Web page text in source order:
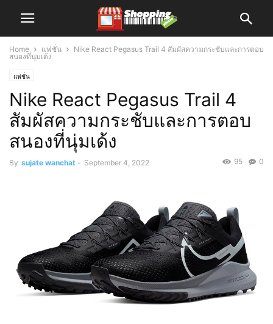
Home แฟชั่น
Nike React Pegasus Trail 4 สัมผัสความกระชับและการตอบ
สนองที่นุ่มเด้ง
แฟชั่น
Nike React Pegasus Trail 4
สัมผัสความกระชับและการตอบ
สนองที่นุ่มเด้ง
By sujate wanchat - September 4, 2022 0
95